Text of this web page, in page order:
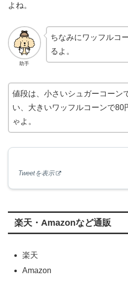
よね。
助手
ちなみにワッフルコ
るよ。
値段は、小さいシュガーコーン
い、大きいワッフルコーンで80
ゃよ。
Tweetを表示
楽天・Amazonなど通販
楽天
Amazon